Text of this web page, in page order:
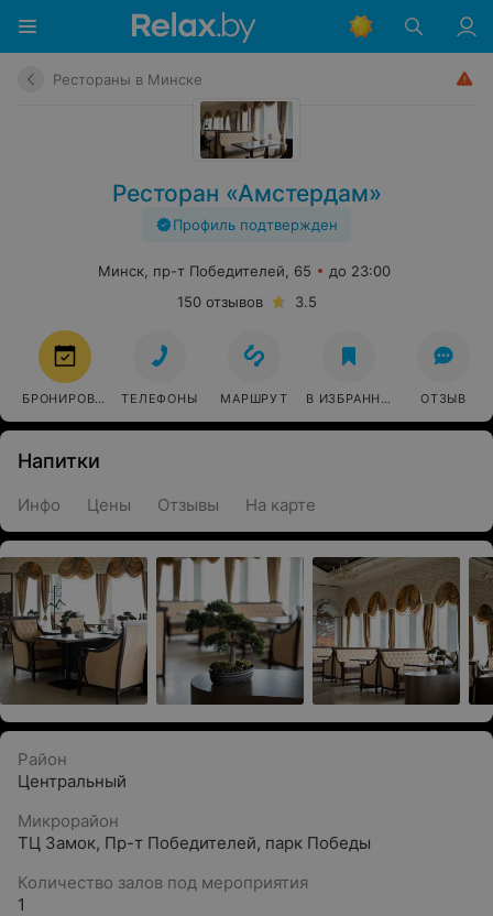
Рестораны в Минске
Ресторан «Амстердам»
Профиль подтвержден
Минск, пр-т Победителей, 65
до 23:00
150 отзывов
3.5
БРОНИРОВАТЬ ТЕЛЕФОНЫ МАРШРУТ В ИЗБРАННОЕ ОТЗЫВ
Напитки
Инфо Цены Отзывы На карте
Район
Центральный
Микрорайон
ТЦ Замок, Пр-т Победителей, парк Победы
Количество залов под мероприятия
1